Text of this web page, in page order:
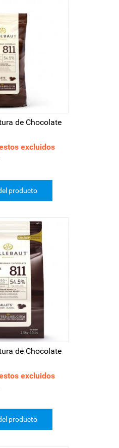
de Chocolate
excluidos
producto
de Chocolate
excluidos
producto